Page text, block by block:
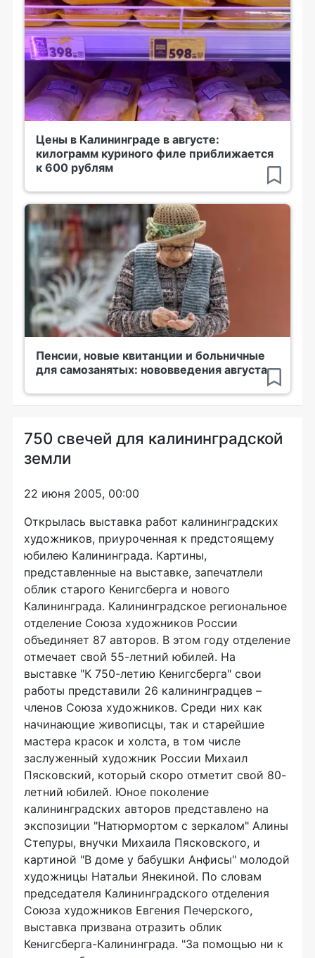
Цены в Калининграде в августе:
килограмм куриного филе приближается
к 600 рублям
Пенсии, новые квитанции и больничные
для самозанятых: нововведения августа
750 свечей для калининградской
земли
22 июня 2005, 00:00
Открылась выставка работ калининградских
художников, приуроченная к предстоящему
юбилею Калининграда. Картины,
представленные на выставке, запечатлели
облик старого Кенигсберга и нового
Калининграда. Калининградское региональное
отделение Союза художников России
объединяет 87 авторов. В этом году отделение
отмечает свой 55-летний юбилей. На
выставке "К 750-летию Кенигсберга" свои
работы представили 26 калининградцев –
членов Союза художников. Среди них как
начинающие живописцы, так и старейшие
мастера красок и холста, в том числе
заслуженный художник России Михаил
Пясковский, который скоро отметит свой 80-
летний юбилей. Юное поколение
калининградских авторов представлено на
экспозиции "Натюрмортом с зеркалом" Алины
Степуры, внучки Михаила Пясковского, и
картиной "В доме у бабушки Анфисы" молодой
художницы Натальи Янекиной. По словам
председателя Калининградского отделения
Союза художников Евгения Печерского,
выставка призвана отразить облик
Кенигсберга-Калининграда. "За помощью ни к